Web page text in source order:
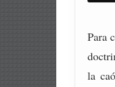
Para
la